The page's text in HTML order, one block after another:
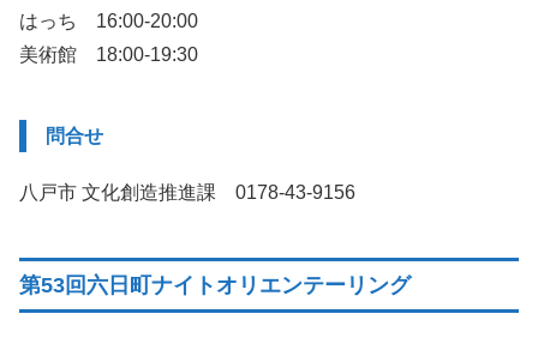
はっち 16:00-20:00
美術館 18:00-19:30
問合せ
八戸市 文化創造推進課 0178-43-9156
第53回六日町ナイトオリエンテーリング